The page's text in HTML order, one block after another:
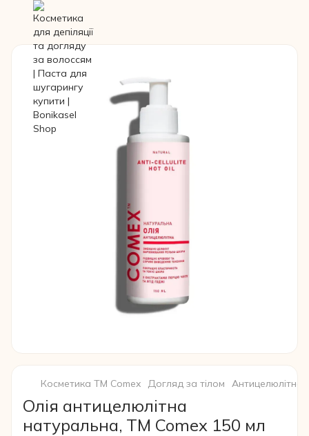
Косметика ТМ Comex Догляд за тілом Антицелюлітна
Олія антицелюлітна
натуральна, TM Comex 150 мл